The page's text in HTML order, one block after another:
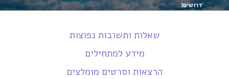
דרושים!
שאלות ותשובות נפוצות
מידע למתחילים
הרצאות וסרטים מומלצים